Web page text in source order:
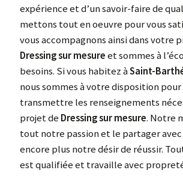
expérience et d’un savoir-faire de
mettons tout en oeuvre pour vous
vous accompagnons ainsi dans votre
Dressing sur mesureet sommes à
besoins. Si vous habitez àSaint-
nous sommes à votre disposition pour
transmettre les renseignements
projet de Dressing sur mesure. Notre
tout notre passion et le partager
encore plus notre désir de réussir.
est qualifiée et travaille avec